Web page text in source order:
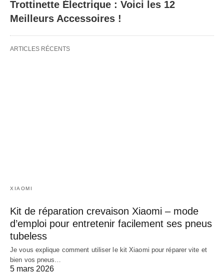
Trottinette Électrique : Voici les 12
Meilleurs Accessoires !
ARTICLES RÉCENTS
XIAOMI
Kit de réparation crevaison Xiaomi – mode
d’emploi pour entretenir facilement ses pneus
tubeless
Je vous explique comment utiliser le kit Xiaomi pour réparer vite et
bien vos pneus…
5 mars 2026